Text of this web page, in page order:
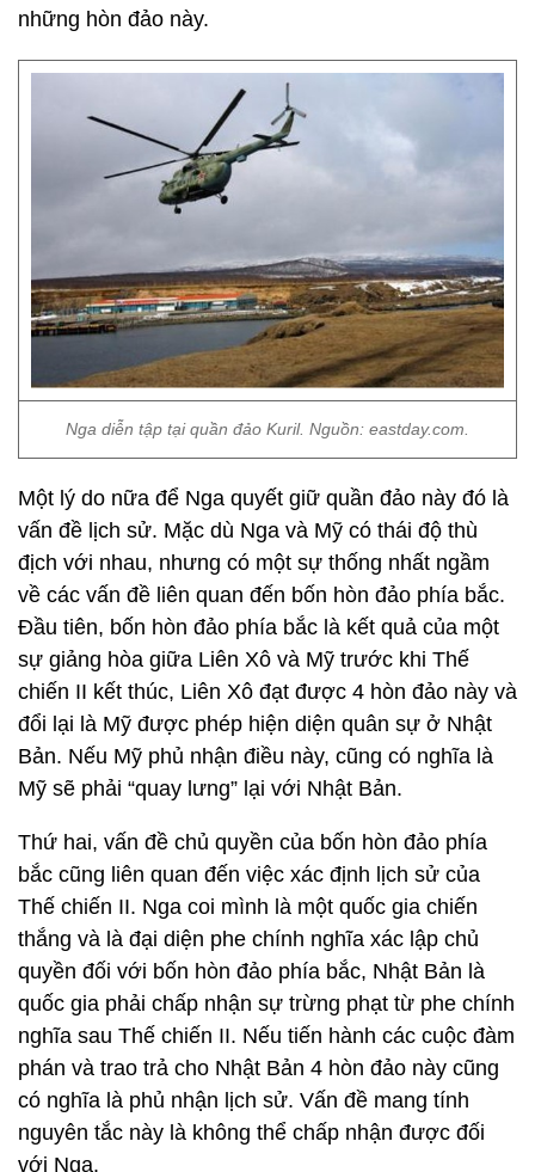
những hòn đảo này.
Nga diễn tập tại quần đảo Kuril. Nguồn: eastday.com.
Một lý do nữa để Nga quyết giữ quần đảo này đó là
vấn đề lịch sử. Mặc dù Nga và Mỹ có thái độ thù
địch với nhau, nhưng có một sự thống nhất ngầm
về các vấn đề liên quan đến bốn hòn đảo phía bắc.
Đầu tiên, bốn hòn đảo phía bắc là kết quả của một
sự giảng hòa giữa Liên Xô và Mỹ trước khi Thế
chiến II kết thúc, Liên Xô đạt được 4 hòn đảo này và
đổi lại là Mỹ được phép hiện diện quân sự ở Nhật
Bản. Nếu Mỹ phủ nhận điều này, cũng có nghĩa là
Mỹ sẽ phải “quay lưng” lại với Nhật Bản.
Thứ hai, vấn đề chủ quyền của bốn hòn đảo phía
bắc cũng liên quan đến việc xác định lịch sử của
Thế chiến II. Nga coi mình là một quốc gia chiến
thắng và là đại diện phe chính nghĩa xác lập chủ
quyền đối với bốn hòn đảo phía bắc, Nhật Bản là
quốc gia phải chấp nhận sự trừng phạt từ phe chính
nghĩa sau Thế chiến II. Nếu tiến hành các cuộc đàm
phán và trao trả cho Nhật Bản 4 hòn đảo này cũng
có nghĩa là phủ nhận lịch sử. Vấn đề mang tính
nguyên tắc này là không thể chấp nhận được đối
với Nga.